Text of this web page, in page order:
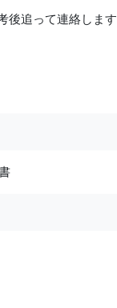
後追って連絡します